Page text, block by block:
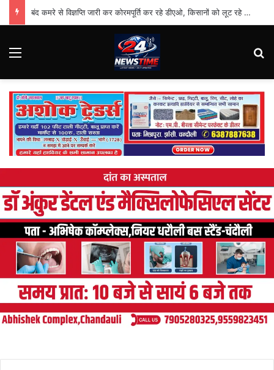
बंद कमरे से विज्ञप्ति जारी कर कोरमपूर्ति कर रहे डीएओ, किसानों को लूट रहे निजी दुकानदार
Menu